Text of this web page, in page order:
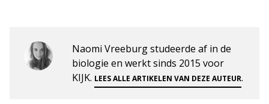
Naomi Vreeburg studeerde af in de
biologie en werkt sinds 2015 voor
KIJK. LEES ALLE ARTIKELEN VAN DEZE AUTEUR.